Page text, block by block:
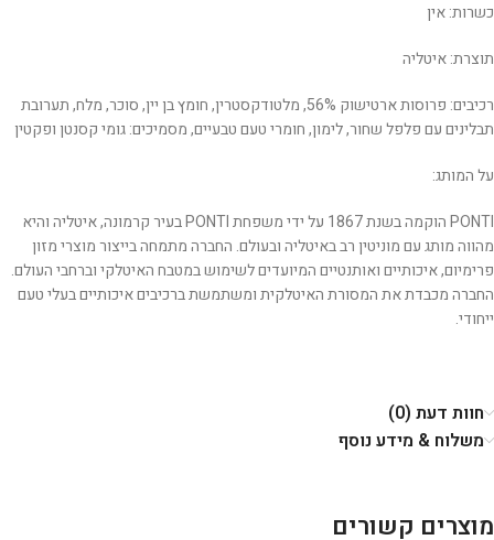
כשרות: אין
תוצרת: איטליה
רכיבים: פרוסות ארטישוק 56%, מלטודקסטרין, חומץ בן יין, סוכר, מלח, תערובת
תבלינים עם פלפל שחור, לימון, חומרי טעם טבעיים, מסמיכים: גומי קסנטן ופקטין
על המותג:
PONTI הוקמה בשנת 1867 על ידי משפחת PONTI בעיר קרמונה, איטליה והיא
מהווה מותג עם מוניטין רב באיטליה ובעולם. החברה מתמחה בייצור מוצרי מזון
פרימיום, איכותיים ואותנטיים המיועדים לשימוש במטבח האיטלקי וברחבי העולם.
החברה מכבדת את המסורת האיטלקית ומשתמשת ברכיבים איכותיים בעלי טעם
ייחודי.
חוות דעת (0)
משלוח & מידע נוסף
מוצרים קשורים